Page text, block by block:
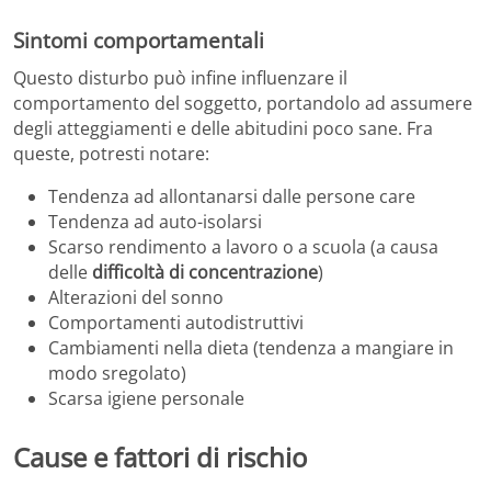
Sintomi comportamentali
Questo disturbo può infine influenzare il
comportamento del soggetto, portandolo ad assumere
degli atteggiamenti e delle abitudini poco sane. Fra
queste, potresti notare:
Tendenza ad allontanarsi dalle persone care
Tendenza ad auto-isolarsi
Scarso rendimento a lavoro o a scuola (a causa
delle difficoltà di concentrazione)
Alterazioni del sonno
Comportamenti autodistruttivi
Cambiamenti nella dieta (tendenza a mangiare in
modo sregolato)
Scarsa igiene personale
Cause e fattori di rischio